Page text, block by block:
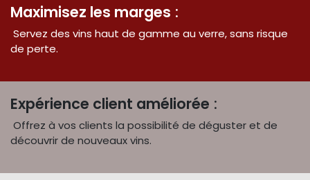
Maximisez les marges :
Servez des vins haut de gamme au verre, sans risque
de perte.
Expérience client améliorée :
Offrez à vos clients la possibilité de déguster et de
découvrir de nouveaux vins.